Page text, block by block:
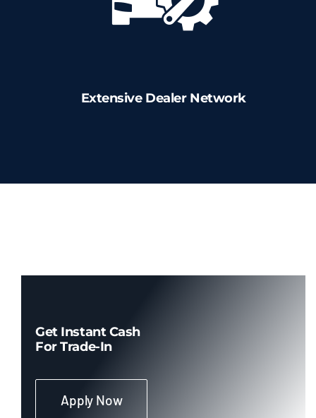
Extensive Dealer Network
Get Instant Cash
For Trade-In
Apply Now